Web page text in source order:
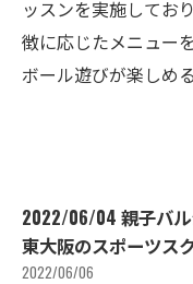
ッスンを実施してお
徴に応じたメニュー
ボール遊びが楽しめ
2022/06/04 親子バ
東大阪のスポーツス
2022/06/06